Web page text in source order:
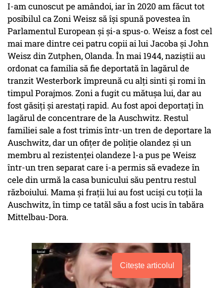
I-am cunoscut pe amândoi, iar în 2020 am făcut tot
posibilul ca Zoni Weisz să își spună povestea în
Parlamentul European și și-a spus-o. Weisz a fost cel
mai mare dintre cei patru copii ai lui Jacoba și John
Weisz din Zutphen, Olanda. În mai 1944, naziștii au
ordonat ca familia să fie deportată în lagărul de
tranzit Westerbork împreună cu alți sinti și romi în
timpul Porajmos. Zoni a fugit cu mătușa lui, dar au
fost găsiți și arestați rapid. Au fost apoi deportați în
lagărul de concentrare de la Auschwitz. Restul
familiei sale a fost trimis într-un tren de deportare la
Auschwitz, dar un ofițer de poliție olandez și un
membru al rezistenței olandeze l-a pus pe Weisz
într-un tren separat care i-a permis să evadeze în
cele din urmă la casa bunicului său pentru restul
războiului. Mama și frații lui au fost uciși cu toții la
Auschwitz, în timp ce tatăl său a fost ucis în tabăra
Mittelbau-Dora.
Citește articolul